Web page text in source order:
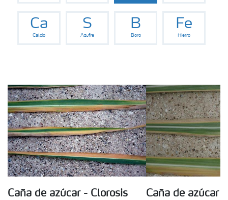
Cultivos
Ca
Calcio
S
Azufre
B
Boro
Fe
Hierro
Caña de azúcar - Clorosis Caña de azúcar